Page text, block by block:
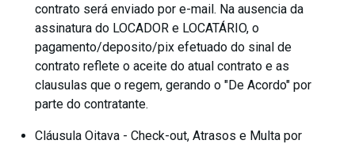
contrato será enviado por e-mail. Na ausencia da
assinatura do LOCADOR e LOCATÁRIO, o
pagamento/deposito/pix efetuado do sinal de
contrato reflete o aceite do atual contrato e as
clausulas que o regem, gerando o "De Acordo" por
parte do contratante.
Cláusula Oitava - Check-out, Atrasos e Multa por